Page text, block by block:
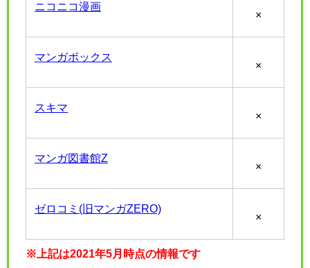
ニコニコ漫画
×
マンガボックス
×
スキマ
×
マンガ図書館Z
×
ゼロコミ(旧マンガZERO)
×
※上記は2021年5月時点の情報です